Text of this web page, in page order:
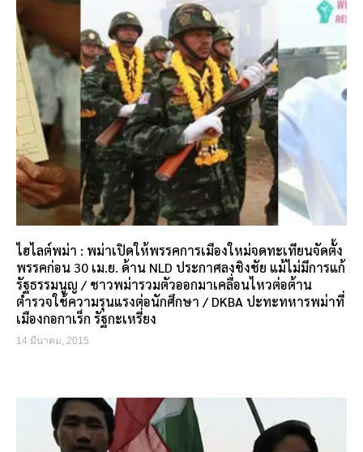
ฺไฮไลต์พม่า : พม่าเปิดให้พรรคการเมืองใหม่จดทะเทียนจัดตั้ง
พรรคก่อน 30 เม.ย. ด้าน NLD ประกาศลงชิงชัย แม้ไม่มีการแก้
รัฐธรรมนูญ / ชาวพม่ารวมตัวออกมาเคลื่อนไหวต่อต้าน
ตำรวจใช้ความรุนแรงต่อนักศึกษา / DKBA ปะทะทหารพม่าที่
เมืองกอกาเร็ก รัฐกะเหรี่ยง
14 มีนาคม, 2015